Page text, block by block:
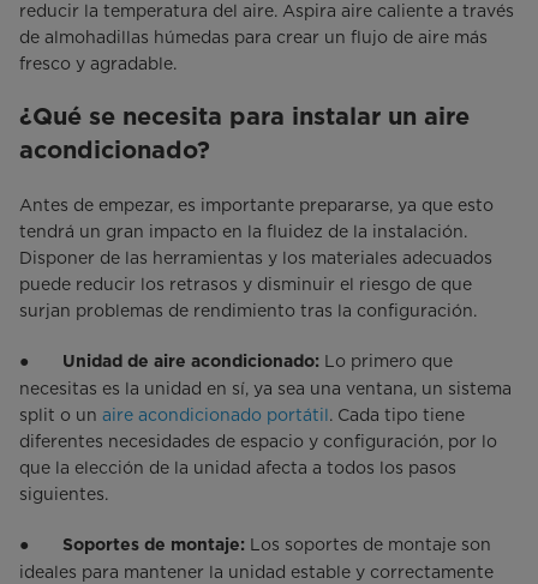
reducir la temperatura del aire. Aspira aire caliente a través
de almohadillas húmedas para crear un flujo de aire más
fresco y agradable.
¿Qué se necesita para instalar un aire
acondicionado?
Antes de empezar, es importante prepararse, ya que esto
tendrá un gran impacto en la fluidez de la instalación.
Disponer de las herramientas y los materiales adecuados
puede reducir los retrasos y disminuir el riesgo de que
surjan problemas de rendimiento tras la configuración.
● Unidad de aire acondicionado: Lo primero que
necesitas es la unidad en sí, ya sea una ventana, un sistema
split o un aire acondicionado portátil. Cada tipo tiene
diferentes necesidades de espacio y configuración, por lo
que la elección de la unidad afecta a todos los pasos
siguientes.
● Soportes de montaje: Los soportes de montaje son
ideales para mantener la unidad estable y correctamente